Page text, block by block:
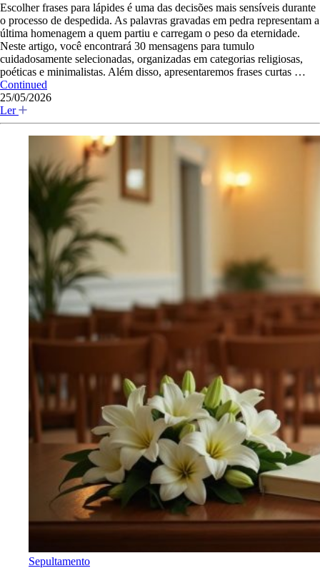
Escolher frases para lápides é uma das decisões mais sensíveis durante
o processo de despedida. As palavras gravadas em pedra representam a
última homenagem a quem partiu e carregam o peso da eternidade.
Neste artigo, você encontrará 30 mensagens para tumulo
cuidadosamente selecionadas, organizadas em categorias religiosas,
poéticas e minimalistas. Além disso, apresentaremos frases curtas …
Continued
25/05/2026
Ler
Sepultamento